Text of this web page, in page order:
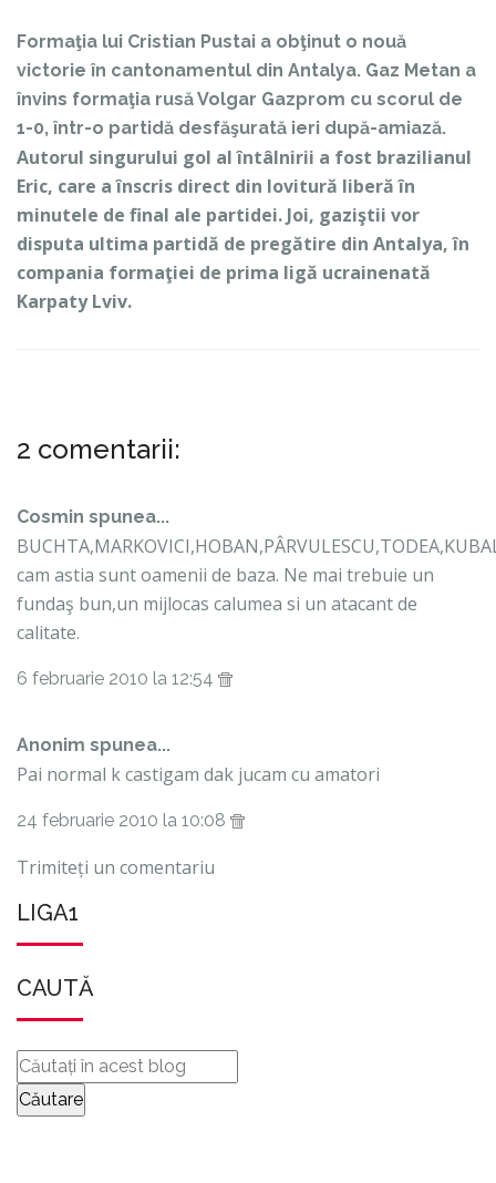
Formaţia lui Cristian Pustai a obţinut o nouă
victorie în cantonamentul din Antalya. Gaz Metan a
învins formaţia rusă Volgar Gazprom cu scorul de
1-0, într-o partidă desfăşurată ieri după-amiază.
Autorul singurului gol al întâlnirii a fost brazilianul
Eric, care a înscris direct din lovitură liberă în
minutele de final ale partidei. Joi, gaziştii vor
disputa ultima partidă de pregătire din Antalya, în
compania formaţiei de prima ligă ucrainenată
KarpatyLviv.
2 comentarii:
Cosmin spunea...
cam astia sunt oamenii de baza. Ne mai trebuie un
fundaş bun,un mijlocas calumea si un atacant de
calitate.
6 februarie 2010 la 12:54
Anonim spunea...
Pai normal k castigam dak jucam cu amatori
24 februarie 2010 la 10:08
Trimiteți un comentariu
LIGA1
CAUTĂ